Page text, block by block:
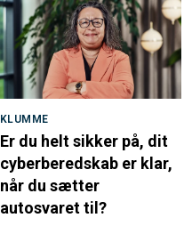
KLUMME
Er du helt sikker på, dit
cyberberedskab er klar,
når du sætter
autosvaret til?